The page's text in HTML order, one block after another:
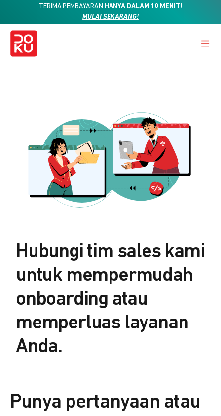
TERIMA PEMBAYARAN HANYA DALAM 10 MENIT!
MULAI SEKARANG!
Hubungi tim sales kami
untuk mempermudah
onboarding atau
memperluas layanan
Anda.
Punya pertanyaan atau